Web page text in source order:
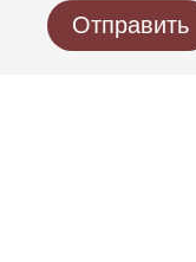
Отправить